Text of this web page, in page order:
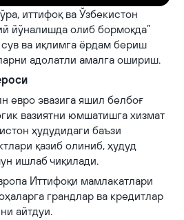
иттифоқ ва Ўзбекистон
йўналишда олиб бормоқда”
ва иқлимга ёрдам бериш
адолатли амалга ошириш.
евро эвазига яшил белбоғ
вазиятни юмшатишга хизмат
ҳудудидаги баъзи
қазиб олиниб, ҳудуд
ишлаб чиқилади.
Иттифоқи мамлакатлари
грандлар ва кредитлар
айтдуи.